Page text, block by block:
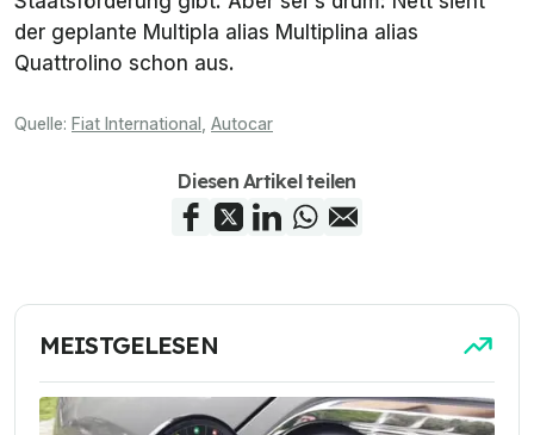
der geplante Multipla alias Multiplina alias
Quattrolino schon aus.
Quelle: Fiat International Autocar
Diesen Artikel teilen
MEISTGELESEN